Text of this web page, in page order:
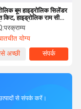
बूम हाइड्रोलिक सिलेंडर
किट, हाइड्रोलिक राम सील
93 ए कठोरता
परक्राम्य
योग्य
अच्छी
संपर्क
से संपर्क करें।